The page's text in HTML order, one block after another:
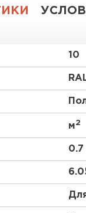
10
м2
0.7